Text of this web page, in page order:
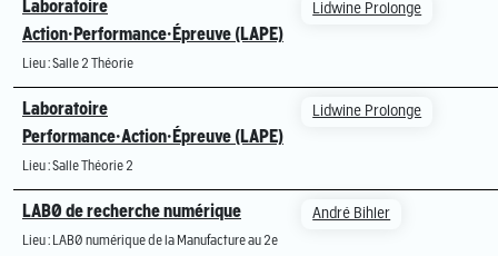
Laboratoire
Action·Performance·Épreuve (LAPE)
Lieu : Salle 2 Théorie
Lidwine Prolonge
Laboratoire
Performance·Action·Épreuve (LAPE)
Lieu : Salle Théorie 2
Lidwine Prolonge
LABØ de recherche numérique
Lieu : LABØ numérique de la Manufacture au 2e
André Bihler